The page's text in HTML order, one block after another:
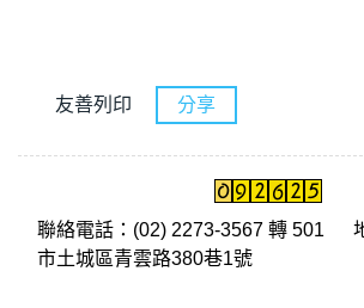
友善列印 分享
聯絡電話：(02) 2273-3567 轉 501
市土城區青雲路380巷1號